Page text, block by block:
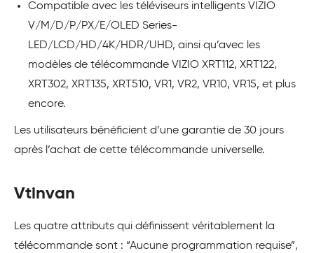
Compatible avec les téléviseurs intelligents VIZIO
V/M/D/P/PX/E/OLED Series-
LED/LCD/HD/4K/HDR/UHD, ainsi qu’avec les
modèles de télécommande VIZIO XRT112, XRT122,
XRT302, XRT135, XRT510, VR1, VR2, VR10, VR15, et plus
encore.
Les utilisateurs bénéficient d’une garantie de 30 jours
après l’achat de cette télécommande universelle.
Vtinvan
Les quatre attributs qui définissent véritablement la
télécommande sont : “Aucune programmation requise”,